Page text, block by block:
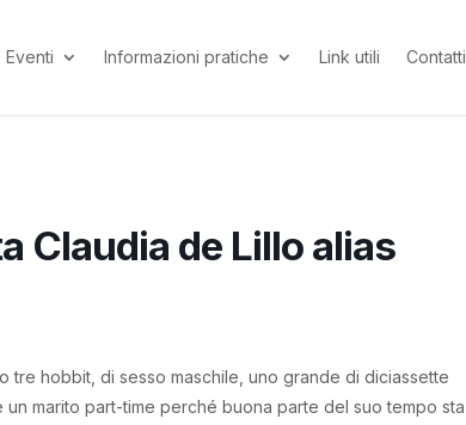
Eventi Informazioni pratiche Link utili Contatti
Claudia de Lillo alias
tre hobbit, di sesso maschile, uno grande di diciassette
marito part-time perché buona parte del suo tempo sta